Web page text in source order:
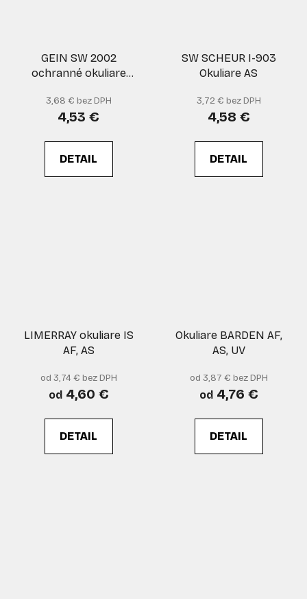
GEIN SW 2002
ochranné okuliare
3,68 € bez DPH
4,53 €
DETAIL
SW SCHEUR I-903
Okuliare AS
3,72 € bez DPH
4,58 €
DETAIL
LIMERRAY okuliare IS
AF, AS
od 3,74 € bez DPH
od4,60 €
DETAIL
Okuliare BARDEN AF,
AS, UV
od 3,87 € bez DPH
od4,76 €
DETAIL